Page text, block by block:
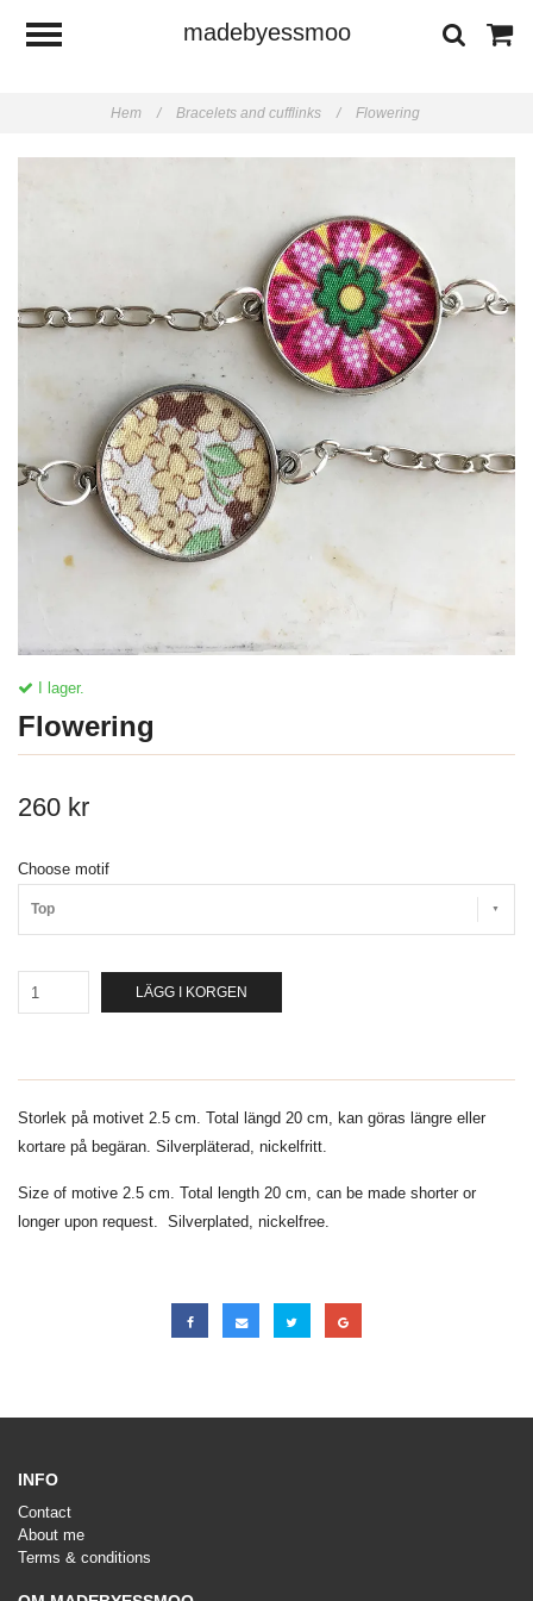
madebyessmoo
Hem / Bracelets and cufflinks / Flowering
I lager.
Flowering
260 kr
Choose motif
Top
LÄGG I KORGEN
Storlek på motivet 2.5 cm. Total längd 20 cm, kan göras längre eller
kortare på begäran. Silverpläterad, nickelfritt.
Size of motive 2.5 cm. Total length 20 cm, can be made shorter or
longer upon request. Silverplated, nickelfree.
INFO
Contact
About me
Terms & conditions